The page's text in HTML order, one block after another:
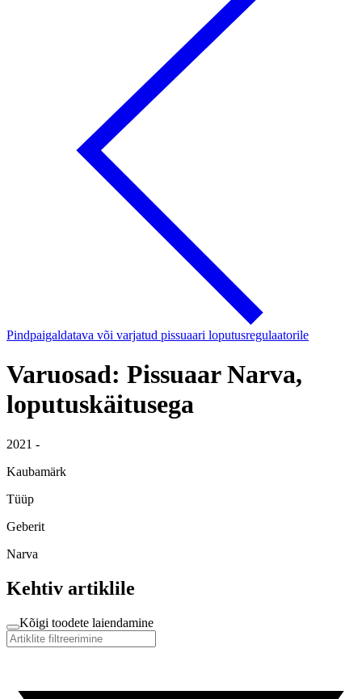
Pindpaigaldatava või varjatud pissuaari loputusregulaatorile
Varuosad: Pissuaar Narva,
loputuskäitusega
2021 -
Kaubamärk
Tüüp
Geberit
Narva
Kehtiv artiklile
Kõigi toodete laiendamine